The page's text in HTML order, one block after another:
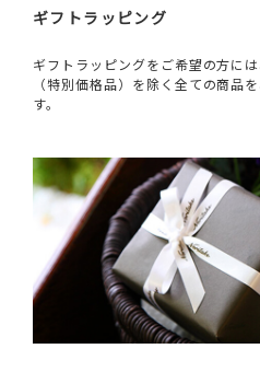
ギフトラッピング
ギフトラッピングをご希望の方に
（特別価格品）を除く全ての商品
す。